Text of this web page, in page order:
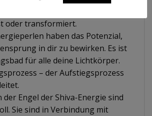
oder transformiert.
haben das Potenzial,
in dir zu bewirken. Es ist
für alle deine Lichtkörper.
– der Aufstiegsprozess
der Engel der Shiva-Energie sind
Sie sind in Verbindung mit